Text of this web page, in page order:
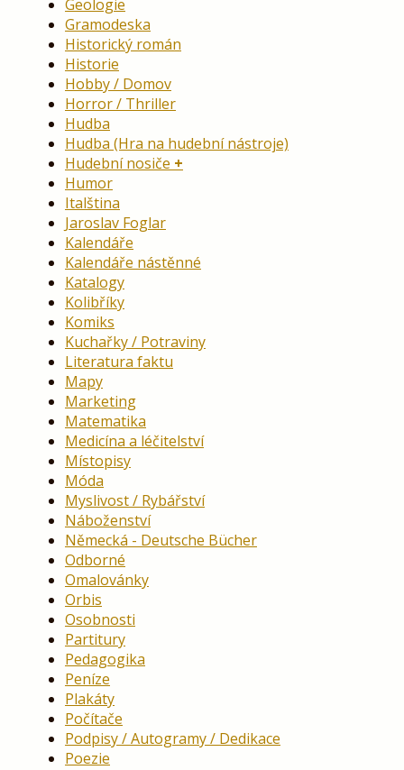
Geologie
Gramodeska
Historický román
Historie
Hobby / Domov
Horror / Thriller
Hudba
Hudba (Hra na hudební nástroje)
Hudební nosiče
Humor
Italština
Jaroslav Foglar
Kalendáře
Kalendáře nástěnné
Katalogy
Kolibříky
Komiks
Kuchařky / Potraviny
Literatura faktu
Mapy
Marketing
Matematika
Medicína a léčitelství
Místopisy
Móda
Myslivost / Rybářství
Náboženství
Německá - Deutsche Bücher
Odborné
Omalovánky
Orbis
Osobnosti
Partitury
Pedagogika
Peníze
Plakáty
Počítače
Podpisy / Autogramy / Dedikace
Poezie